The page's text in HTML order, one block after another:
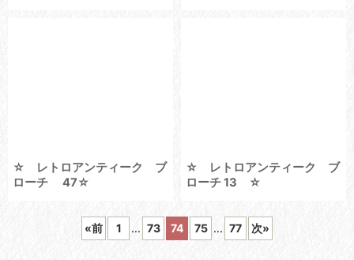
☆ レトロアンティーク ブ
ローチ 47☆
☆ レトロアンティーク ブ
ローチ 13 ☆
«前 1 ... 73 74 75 ... 77 次»